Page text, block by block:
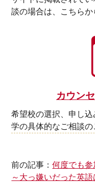
談の場合は、こちらか
カウン
希望校の選択、申し
学の具体的なご相談の
前の記事：何度でも
～大っ嫌いだった英語